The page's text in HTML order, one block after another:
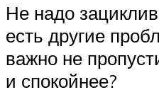
Не надо
есть другие
важно не
и спокойнее?